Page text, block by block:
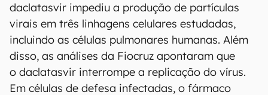
daclatasvir impediu a produção de partículas
virais em três linhagens celulares estudadas,
incluindo as células pulmonares humanas. Além
disso, as análises da Fiocruz apontaram que
o daclatasvir interrompe a replicação do vírus.
Em células de defesa infectadas, o fármaco